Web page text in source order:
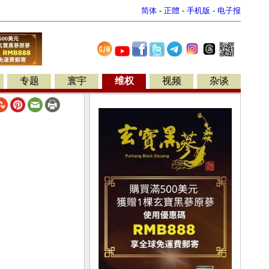
简体 - 正體 - 手机版 - 电子报
专题 寰宇 维权 视频 杂谈